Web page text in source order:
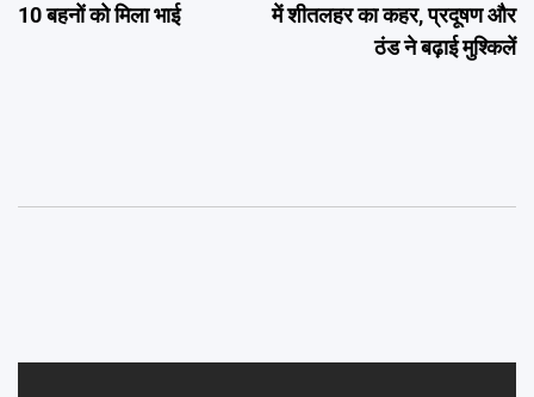
10 बहनों को मिला भाई
में शीतलहर का कहर, प्रदूषण और
ठंड ने बढ़ाई मुश्किलें